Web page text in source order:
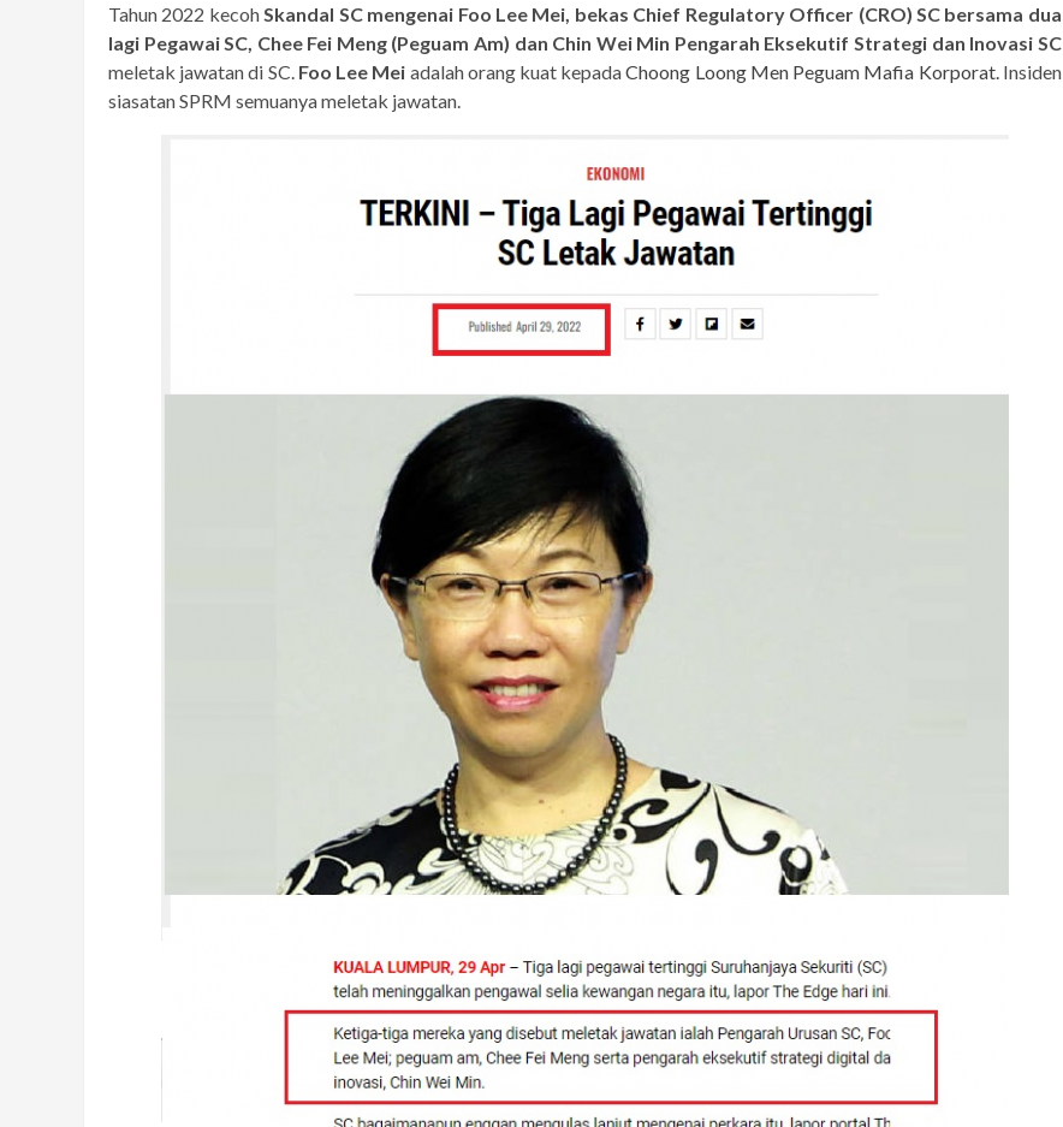
Tahun 2022 kecohSkandal SC mengenai Foo Lee Mei, bekas Chief Regulatory Officer (CRO) SC bersama dua
lagi Pegawai SC, Chee Fei Meng (Peguam Am) dan Chin Wei Min Pengarah Eksekutif Strategi dan Inovasi SC
meletak jawatan di SC. Foo Lee Mei adalah orang kuat kepadaChoong Loong Men Peguam Mafia Korporat.Insiden
siasatan SPRM semuanya meletak jawatan.